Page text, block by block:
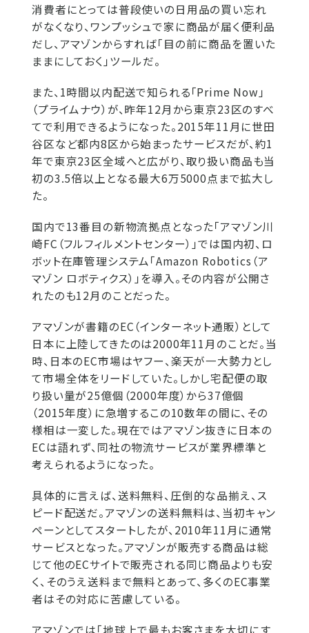
消費者にとっては普段使いの日用品の買い忘れ
がなくなり、ワンプッシュで家に商品が届く便利品
だし、アマゾンからすれば「目の前に商品を置いた
ままにしておく」ツールだ。
また、1時間以内配送で知られる「Prime Now」
（プライムナウ）が、昨年12月から東京23区のすべ
てで利用できるようになった。2015年11月に世田
谷区など都内8区から始まったサービスだが、約1
年で東京23区全域へと広がり、取り扱い商品も当
初の3.5倍以上となる最大6万5000点まで拡大し
た。
国内で13番目の新物流拠点となった「アマゾン川
崎FC（フルフィルメントセンター）」では国内初、ロ
ボット在庫管理システム「Amazon Robotics（ア
マゾン ロボティクス）」を導入。その内容が公開さ
れたのも12月のことだった。
アマゾンが書籍のEC（インターネット通販）として
日本に上陸してきたのは2000年11月のことだ。当
時、日本のEC市場はヤフー、楽天が一大勢力とし
て市場全体をリードしていた。しかし宅配便の取
り扱い量が25億個（2000年度）から37億個
（2015年度）に急増するこの10数年の間に、その
様相は一変した。現在ではアマゾン抜きに日本の
ECは語れず、同社の物流サービスが業界標準と
考えられるようになった。
具体的に言えば、送料無料、圧倒的な品揃え、ス
ピード配送だ。アマゾンの送料無料は、当初キャン
ペーンとしてスタートしたが、2010年11月に通常
サービスとなった。アマゾンが販売する商品は総
じて他のECサイトで販売される同じ商品よりも安
く、そのうえ送料まで無料とあって、多くのEC事業
者はその対応に苦慮している。